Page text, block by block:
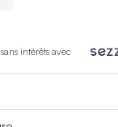
sans intérêts avec